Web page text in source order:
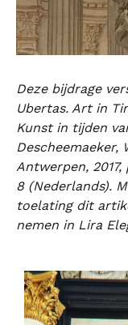
Deze bijdrage
Ubertas. Art in
Kunst in tijden
Descheemaeker,
Antwerpen, 2017,
8 (Nederlands).
toelating dit
nemen in Lira